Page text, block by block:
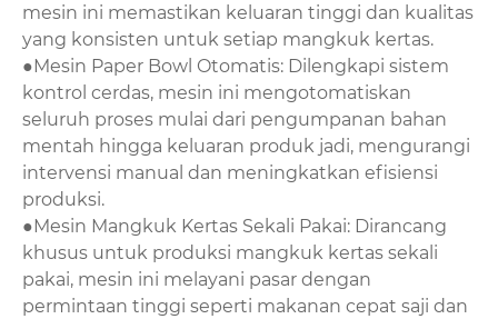
mesin ini memastikan keluaran tinggi dan kualitas
yang konsisten untuk setiap mangkuk kertas.
●Mesin Paper Bowl Otomatis: Dilengkapi sistem
kontrol cerdas, mesin ini mengotomatiskan
seluruh proses mulai dari pengumpanan bahan
mentah hingga keluaran produk jadi, mengurangi
intervensi manual dan meningkatkan efisiensi
produksi.
●Mesin Mangkuk Kertas Sekali Pakai: Dirancang
khusus untuk produksi mangkuk kertas sekali
pakai, mesin ini melayani pasar dengan
permintaan tinggi seperti makanan cepat saji dan